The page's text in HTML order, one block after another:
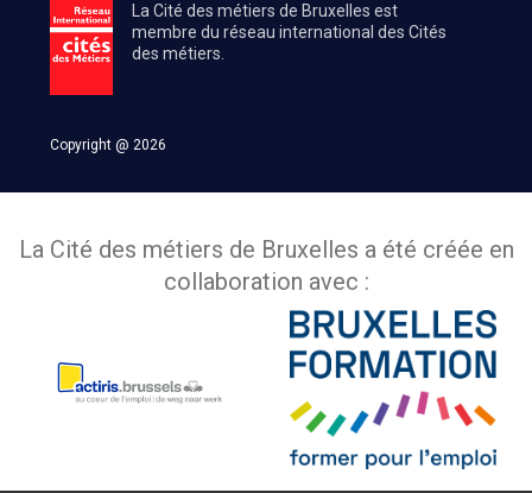
La Cité des métiers de Bruxelles est
membre du réseau international des Cités
des métiers.
Copyright @ 2026
La Cité des métiers de Bruxelles a été créée en
collaboration avec :